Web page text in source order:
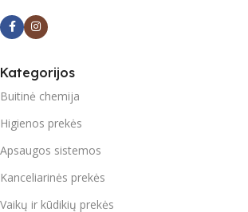
Kategorijos
Buitinė chemija
Higienos prekės
Apsaugos sistemos
Kanceliarinės prekės
Vaikų ir kūdikių prekės